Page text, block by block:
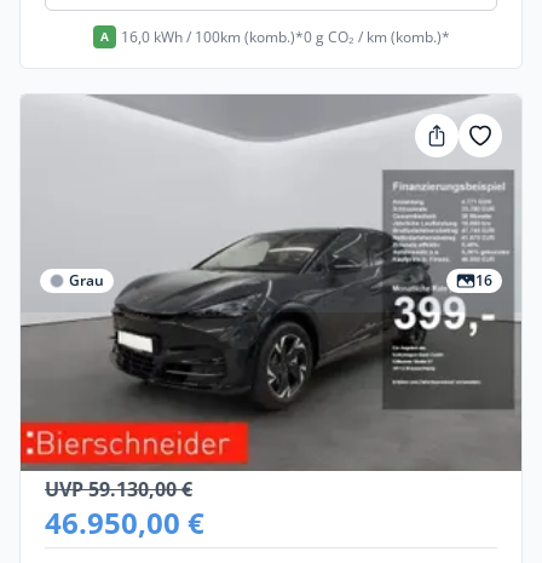
A 16,0 kWh / 100km (komb.)*0 g CO₂ / km (komb.)*
Grau 16
Gewerbe & Privat
Cupra Tavascan
Elektro •Automatik •285 PS (210 kW)
Neuwagen
UVP 59.130,00 €
46.950,00 €